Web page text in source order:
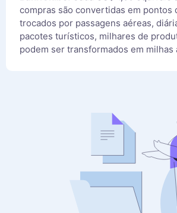
compras são convertidas em pontos
trocados por passagens aéreas,
pacotes turísticos, milhares de
podem ser transformados em milhas